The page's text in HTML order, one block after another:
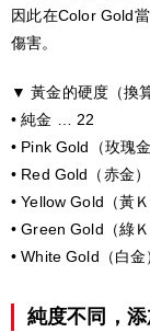
因此在Color Gold
傷害。
▼ 黃金的硬度（換
• 純金 … 22
• Pink Gold（玫瑰
• Red Gold（赤金
• Yellow Gold（黃
• Green Gold（綠
• White Gold（白
純度不同，